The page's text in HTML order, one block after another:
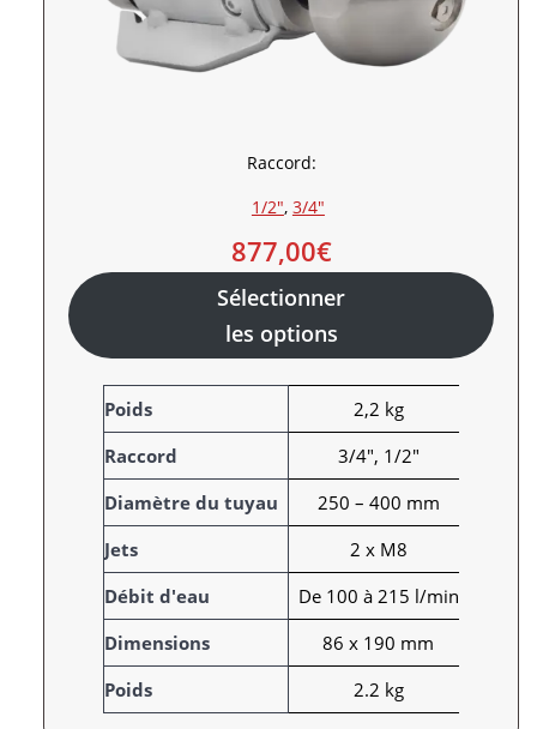
Raccord:
1/2″, 3/4″
877,00€
Sélectionner
les options
A
t
t
r
i
b
u
t
s
V
a
l
e
u
r
Poids
2,2 kg
Raccord
3/4", 1/2"
Diamètre du tuyau
250 – 400 mm
Jets
2 x M8
Débit d'eau
De 100 à 215 l/min
Dimensions
86 x 190 mm
Poids
2.2 kg